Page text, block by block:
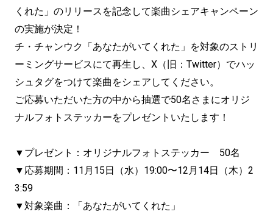
くれた」のリリースを記念して楽曲シェアキャンペーン
の実施が決定！
チ・チャンウク「あなたがいてくれた」を対象のストリ
ーミングサービスにて再生し、X（旧：Twitter）でハッ
シュタグをつけて楽曲をシェアしてください。
ご応募いただいた方の中から抽選で50名さまにオリジ
ナルフォトステッカーをプレゼントいたします！
▼プレゼント：オリジナルフォトステッカー 50名
▼応募期間：11月15日（水）19:00〜12月14日（木）2
3:59
▼対象楽曲：「あなたがいてくれた」